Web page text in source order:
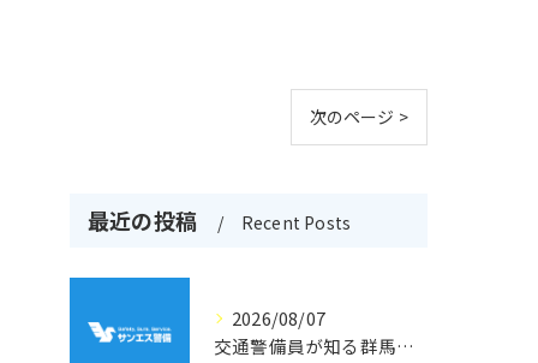
次のページ >
最近の投稿 Recent Posts
2026/08/07
交通警備員が知る群馬県吾妻郡高山村の地形と現場選びのポイント